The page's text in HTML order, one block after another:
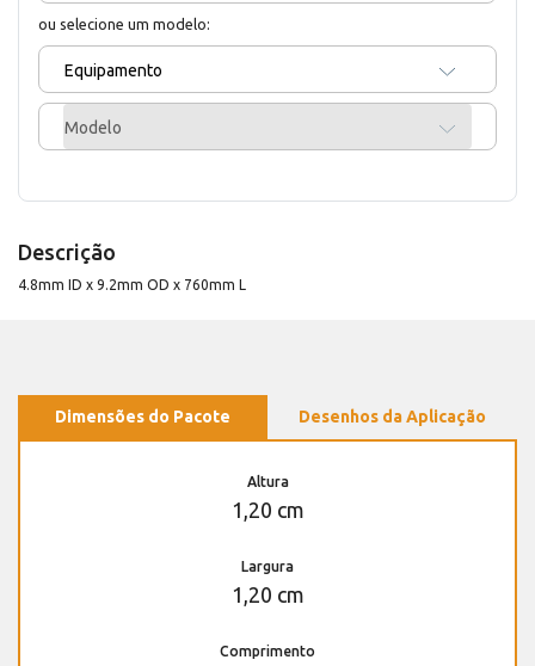
ou selecione um modelo:
Equipamento
Modelo
Descrição
4.8mm ID x 9.2mm OD x 760mm L
Dimensões do Pacote Desenhos da Aplicação
Altura
1,20 cm
Largura
1,20 cm
Comprimento